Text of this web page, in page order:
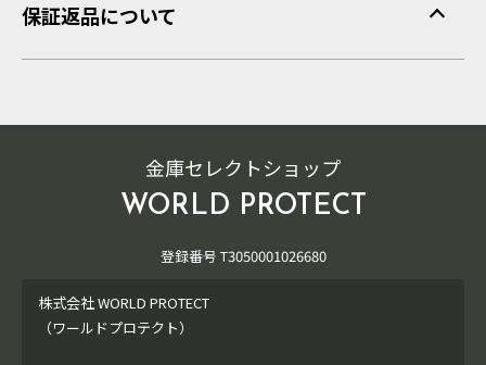
保証返品について
金庫セレクトショップ
WORLD PROTECT
登録番号 T3050001026680
株式会社 WORLD PROTECT
（ワールドプロテクト）